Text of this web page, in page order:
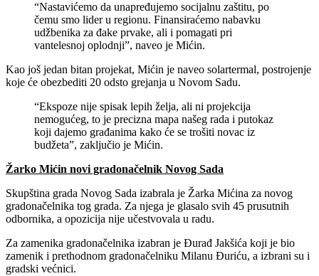
“Nastavićemo da unapređujemo socijalnu zaštitu, po
čemu smo lider u regionu. Finansiraćemo nabavku
udžbenika za đake prvake, ali i pomagati pri
vantelesnoj oplodnji”, naveo je Mićin.
Kao još jedan bitan projekat, Mićin je naveo solartermal, postrojenje
koje će obezbediti 20 odsto grejanja u Novom Sadu.
“Ekspoze nije spisak lepih želja, ali ni projekcija
nemogućeg, to je precizna mapa našeg rada i putokaz
koji dajemo građanima kako će se trošiti novac iz
budžeta”, zaključio je Mićin.
Žarko Mićin novi gradonačelnik Novog Sada
Skupština grada Novog Sada izabrala je Žarka Mićina za novog
gradonačelnika tog grada. Za njega je glasalo svih 45 prusutnih
odbornika, a opozicija nije učestvovala u radu.
Za zamenika gradonačelnika izabran je Đurađ Jakšića koji je bio
zamenik i prethodnom gradonačelniku Milanu Đuriću, a izbrani su i
gradski većnici.